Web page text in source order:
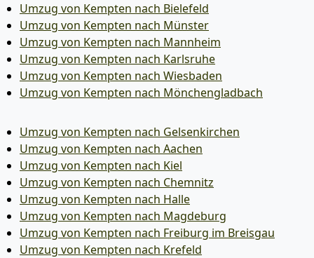
Umzug von Kempten nach Bielefeld
Umzug von Kempten nach Münster
Umzug von Kempten nach Mannheim
Umzug von Kempten nach Karlsruhe
Umzug von Kempten nach Wiesbaden
Umzug von Kempten nach Mönchen­gladbach
Umzug von Kempten nach Gelsenkirchen
Umzug von Kempten nach Aachen
Umzug von Kempten nach Kiel
Umzug von Kempten nach Chemnitz
Umzug von Kempten nach Halle
Umzug von Kempten nach Magdeburg
Umzug von Kempten nach Freiburg im Breisgau
Umzug von Kempten nach Krefeld